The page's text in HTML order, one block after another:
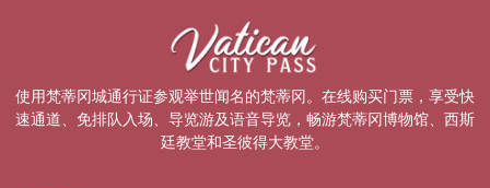
使用梵蒂冈城通行证参观举世闻名的梵蒂冈。在线购买门票，享受快
速通道、免排队入场、导览游及语音导览，畅游梵蒂冈博物馆、西斯
廷教堂和圣彼得大教堂。